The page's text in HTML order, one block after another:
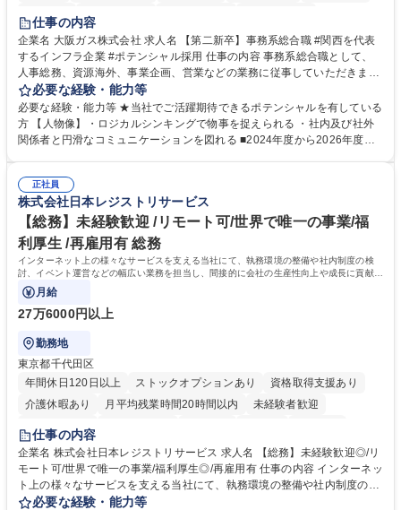
服装自由
第二新卒歓迎
仕事の内容
企業名 大阪ガス株式会社 求人名 【第二新卒】事務系総合職 #関西を代表
するインフラ企業 #ポテンシャル採用 仕事の内容 事務系総合職として、
人事総務、資源海外、事業企画、営業などの業務に従事していただきま
す。 【業務内容の一例】■所属事業部の勤労業務 ■海外に関係する各種業
務 ■営業部門の企画スタッフ、ルート営業 【キャリアパス】入社後の配属
ポジションで一定期間ご活躍頂いた後、本人の適性及び将来のキャリアを
鑑みてジョブローテーションを行います。 【育成】OJTでの現場育成や研
表するインフラ企業 #ポテンシャル採用
必要な経験・能力等
必要な経験・能力等 ★当社でご活躍期待できるポテンシャルを有している
方 【人物像】・ロジカルシンキングで物事を捉えられる ・社内及び社外
関係者と円滑なコミュニケーションを図れる ■2024年度から2026年度ま
72.html ■エネルギーセキュリティの不安定化や気候変動による自然災害の
甚大化など、これまで以上に社会課題解決の重要性が高まっています。
「未来の日常」の創造に向けて持続可能な社会の実現に貢献してまいりま
す。 学歴・資格 学歴：大学院 大学 語学力： 資格：
正社員
株式会社日本レジストリサービス
【総務】未経験歓迎 /リモート可/世界で唯一の事業/福
利厚生 /再雇用有 総務
インターネット上の様々なサービスを支える当社にて、執務環境の整備や社内制度の検
討、イベント運営などの幅広い業務を担当し、間接的に会社の生産性向上や成長に貢献し
ている部署です。
月給
27万6000円以上
勤務地
東京都千代田区
年間休日120日以上
ストックオプションあり
資格取得支援あり
介護休暇あり
月平均残業時間20時間以内
未経験者歓迎
住宅手当あり
完全週休2日制
交通費支給 駅近5分以内 土日祝休み 服装自由
仕事の内容
企業名 株式会社日本レジストリサービス 求人名 【総務】未経験歓迎◎/リ
モート可/世界で唯一の事業/福利厚生◎/再雇用有 仕事の内容 インターネッ
ト上の様々なサービスを支える当社にて、執務環境の整備や社内制度の検
討、イベント運営などの幅広い業務を担当し、間接的に会社の生産性向上
必要な経験・能力等